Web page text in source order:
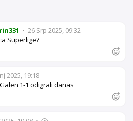
• 26 Srp 2025, 09:32
Superlige?
2025, 19:18
1-1 odigrali danas